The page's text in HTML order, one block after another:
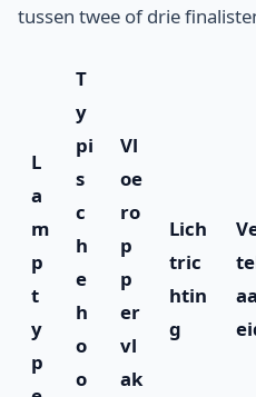
tussen twee of drie
L
a
m
p
t
y
p
T
y
pi
s
c
h
e
h
o
o
Vl
oe
ro
p
p
er
vl
ak
Lich
tric
htin
g